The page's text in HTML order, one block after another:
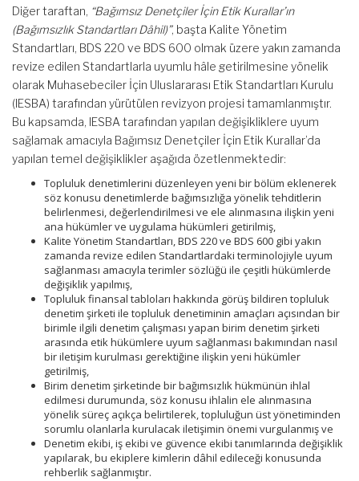
Diğer taraftan, “Bağımsız Denetçiler İçin Etik Kurallar’ın
(Bağımsızlık Standartları Dâhil)”, başta Kalite Yönetim
Standartları, BDS 220 ve BDS 600 olmak üzere yakın zamanda
revize edilen Standartlarla uyumlu hâle getirilmesine yönelik
olarak Muhasebeciler İçin Uluslararası Etik Standartları Kurulu
(IESBA) tarafından yürütülen revizyon projesi tamamlanmıştır.
Bu kapsamda, IESBA tarafından yapılan değişikliklere uyum
sağlamak amacıyla Bağımsız Denetçiler İçin Etik Kurallar’da
yapılan temel değişiklikler aşağıda özetlenmektedir:
Topluluk denetimlerini düzenleyen yeni bir bölüm eklenerek
söz konusu denetimlerde bağımsızlığa yönelik tehditlerin
belirlenmesi, değerlendirilmesi ve ele alınmasına ilişkin yeni
ana hükümler ve uygulama hükümleri getirilmiş,
Kalite Yönetim Standartları, BDS 220 ve BDS 600 gibi yakın
zamanda revize edilen Standartlardaki terminolojiyle uyum
sağlanması amacıyla terimler sözlüğü ile çeşitli hükümlerde
değişiklik yapılmış,
Topluluk finansal tabloları hakkında görüş bildiren topluluk
denetim şirketi ile topluluk denetiminin amaçları açısından bir
birimle ilgili denetim çalışması yapan birim denetim şirketi
arasında etik hükümlere uyum sağlanması bakımından nasıl
bir iletişim kurulması gerektiğine ilişkin yeni hükümler
getirilmiş,
Birim denetim şirketinde bir bağımsızlık hükmünün ihlal
edilmesi durumunda, söz konusu ihlalin ele alınmasına
yönelik süreç açıkça belirtilerek, topluluğun üst yönetiminden
sorumlu olanlarla kurulacak iletişimin önemi vurgulanmış ve
Denetim ekibi, iş ekibi ve güvence ekibi tanımlarında değişiklik
yapılarak, bu ekiplere kimlerin dâhil edileceği konusunda
rehberlik sağlanmıştır.